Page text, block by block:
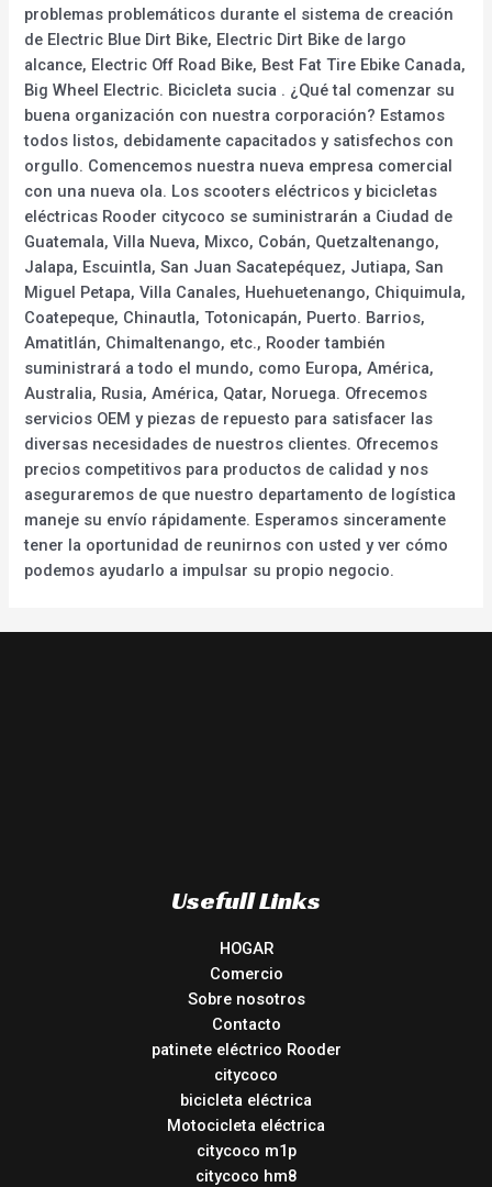
problemas problemáticos durante el sistema de creación
de Electric Blue Dirt Bike, Electric Dirt Bike de largo
alcance, Electric Off Road Bike, Best Fat Tire Ebike Canada,
Big Wheel Electric. Bicicleta sucia . ¿Qué tal comenzar su
buena organización con nuestra corporación? Estamos
todos listos, debidamente capacitados y satisfechos con
orgullo. Comencemos nuestra nueva empresa comercial
con una nueva ola. Los scooters eléctricos y bicicletas
eléctricas Rooder citycoco se suministrarán a Ciudad de
Guatemala, Villa Nueva, Mixco, Cobán, Quetzaltenango,
Jalapa, Escuintla, San Juan Sacatepéquez, Jutiapa, San
Miguel Petapa, Villa Canales, Huehuetenango, Chiquimula,
Coatepeque, Chinautla, Totonicapán, Puerto. Barrios,
Amatitlán, Chimaltenango, etc., Rooder también
suministrará a todo el mundo, como Europa, América,
Australia, Rusia, América, Qatar, Noruega. Ofrecemos
servicios OEM y piezas de repuesto para satisfacer las
diversas necesidades de nuestros clientes. Ofrecemos
precios competitivos para productos de calidad y nos
aseguraremos de que nuestro departamento de logística
maneje su envío rápidamente. Esperamos sinceramente
tener la oportunidad de reunirnos con usted y ver cómo
podemos ayudarlo a impulsar su propio negocio.
Usefull Links
HOGAR
Comercio
Sobre nosotros
Contacto
patinete eléctrico Rooder
citycoco
bicicleta eléctrica
Motocicleta eléctrica
citycoco m1p
citycoco hm8